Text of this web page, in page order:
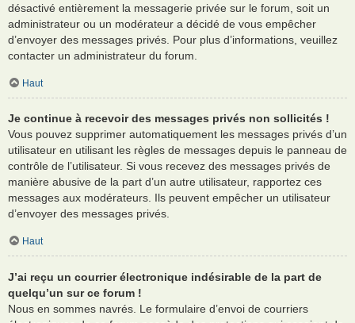
désactivé entièrement la messagerie privée sur le forum, soit un
administrateur ou un modérateur a décidé de vous empêcher
d’envoyer des messages privés. Pour plus d’informations, veuillez
contacter un administrateur du forum.
Haut
Je continue à recevoir des messages privés non sollicités !
Vous pouvez supprimer automatiquement les messages privés d’un
utilisateur en utilisant les règles de messages depuis le panneau de
contrôle de l’utilisateur. Si vous recevez des messages privés de
manière abusive de la part d’un autre utilisateur, rapportez ces
messages aux modérateurs. Ils peuvent empêcher un utilisateur
d’envoyer des messages privés.
Haut
J’ai reçu un courrier électronique indésirable de la part de
quelqu’un sur ce forum !
Nous en sommes navrés. Le formulaire d’envoi de courriers